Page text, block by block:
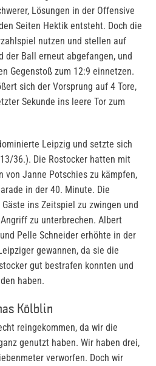
Lösungen in der Offensive
Seiten Hektik entsteht. Doch die
nutzen und stellen auf
der Ball erneut abgefangen, und
Gegenstoß zum 12:9 einnetzen.
sich der Vorsprung auf 4 Tore,
Sekunde ins leere Tor zum
Leipzig und setzte sich
36.). Die Rostocker hatten mit
von Janne Potschies zu kämpfen,
in der 40. Minute. Die
ins Zeitspiel zu zwingen und
zu unterbrechen. Albert
Pelle Schneider erhöhte in der
gewannen, da sie die
gut bestrafen konnten und
haben.
Kölblin
reingekommen, da wir die
genutzt haben. Wir haben drei,
verworfen. Doch wir